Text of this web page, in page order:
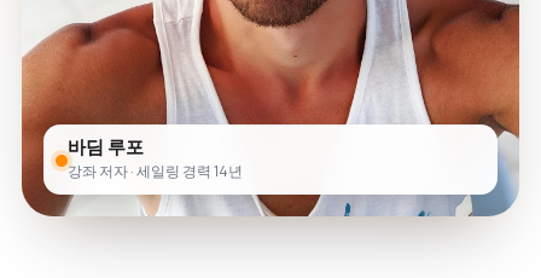
바딤 루포
강좌 저자 · 세일링 경력 14년